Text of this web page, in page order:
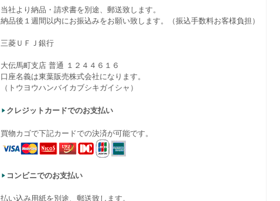
当社より納品・請求書を別途、郵送致します。
納品後１週間以内にお振込みをお願い致します。（振込手数料お客様負担）
三菱ＵＦＪ銀行
大伝馬町支店 普通 １２４４６１６
口座名義は東葉販売株式会社になります。
（トウヨウハンバイカブシキガイシャ）
クレジットカードでのお支払い
買物カゴで下記カードでの決済が可能です。
コンビニでのお支払い
払い込み用紙を別途、郵送致します。